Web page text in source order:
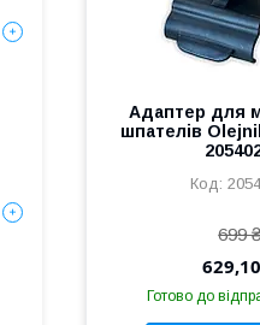
Адаптер для
шпателів
699
Готово до